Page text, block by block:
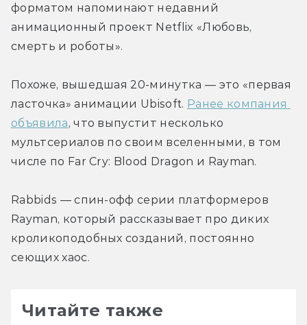
форматом напоминают недавний
анимационный проект Netflix «Любовь,
смерть и роботы».
Похоже, вышедшая 20-минутка — это «первая
ласточка» анимации Ubisoft. Ранее компания
объявила, что выпустит несколько
мультсериалов по своим вселенными, в том
числе по Far Cry: Blood Dragon и Rayman.
Rabbids — спин-офф серии платформеров
Rayman, который рассказывает про диких
кроликоподобных созданий, постоянно
сеющих хаос.
Читайте также